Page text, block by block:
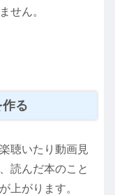
せん。
る
聴いたり動画見
読んだ本のこと
上がります。